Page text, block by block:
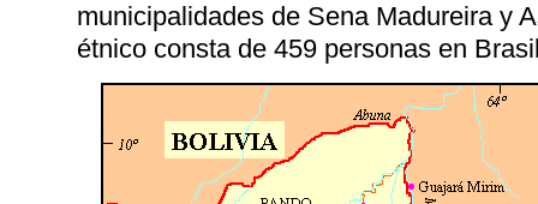
municipalidades de Sena Madureira y
étnico consta de 459 personas en